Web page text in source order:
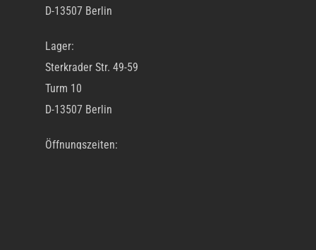
D-13507 Berlin
Lager:
Sterkrader Str. 49-59
Turm 10
D-13507 Berlin
Öffnungszeiten: